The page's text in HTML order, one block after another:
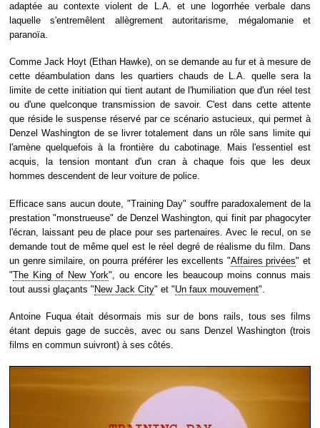
adaptée au contexte violent de L.A. et une logorrhée verbale dans
laquelle s'entremêlent allègrement autoritarisme, mégalomanie et
paranoïa.
Comme Jack Hoyt (Ethan Hawke), on se demande au fur et à mesure de
cette déambulation dans les quartiers chauds de L.A. quelle sera la
limite de cette initiation qui tient autant de l'humiliation que d'un réel test
ou d'une quelconque transmission de savoir. C'est dans cette attente
que réside le suspense réservé par ce scénario astucieux, qui permet à
Denzel Washington de se livrer totalement dans un rôle sans limite qui
l'amène quelquefois à la frontière du cabotinage. Mais l'essentiel est
acquis, la tension montant d'un cran à chaque fois que les deux
hommes descendent de leur voiture de police.
Efficace sans aucun doute, "Training Day" souffre paradoxalement de la
prestation "monstrueuse" de Denzel Washington, qui finit par phagocyter
l'écran, laissant peu de place pour ses partenaires. Avec le recul, on se
demande tout de même quel est le réel degré de réalisme du film. Dans
un genre similaire, on pourra préférer les excellents "Affaires privées" et
"The King of New York", ou encore les beaucoup moins connus mais
tout aussi glaçants " New Jack City" et "Un faux mouvement".
Antoine Fuqua était désormais mis sur de bons rails, tous ses films
étant depuis gage de succès, avec ou sans Denzel Washington (trois
films en commun suivront) à ses côtés.